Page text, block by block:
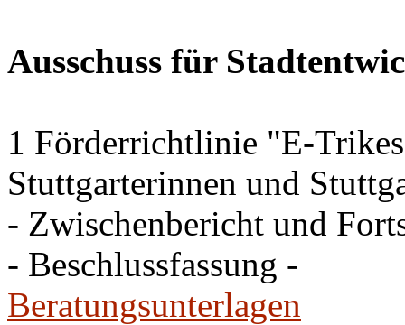
Ausschuss für
1 Förderrichtlinie "E-
Stuttgarterinnen und
- Zwischenbericht und
- Beschlussfassung -
Beratungsunterlagen